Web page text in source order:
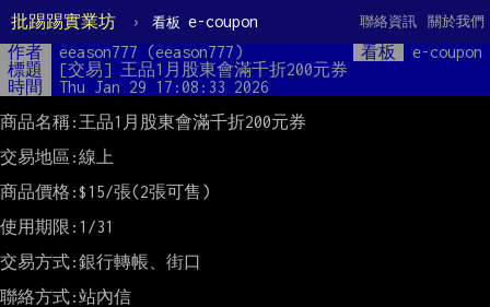
批踢踢實業坊 › 看板 e-coupon 關於我們
聯絡資訊
作者 eeason777 (eeason777) 看板
e-coupon
標題
[交易] 王品1月股東會滿千折200元券
時間
Thu Jan 29 17:08:33 2026
商品名稱:王品1月股東會滿千折200元券
交易地區:線上
商品價格:$15/張(2張可售)
使用期限:1/31
交易方式:銀行轉帳、街口
聯絡方式:站內信